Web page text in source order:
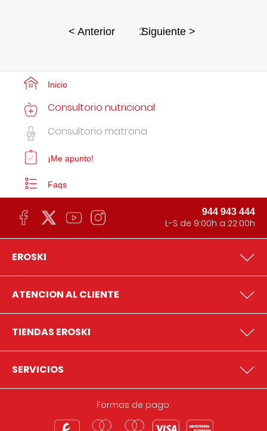
< Anterior 2Siguiente >
Inicio
Consultorio nutricional
Consultorio matrona
¡Me apunto!
Faqs
944 943 444
L-S de 9:00h a 22:00h
EROSKI
ATENCION AL CLIENTE
TIENDAS EROSKI
SERVICIOS
Formas de pago: